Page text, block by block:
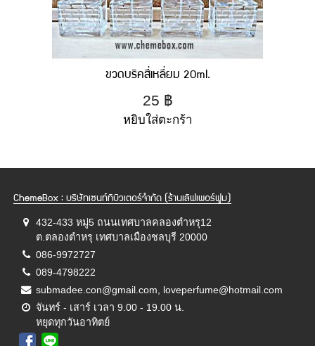
ขวดบริคสี่เหลี่ยม 20ml.
25 ฿
หยิบใส่ตะกร้า
ChemeBox : บริษัทเซนท์ทิบิวเตอร์จำกัด (ร้านเลิฟเพอร์ฟูม)
432-433 หมู่5 ถนนเทศบาลคลองตำหรุ12
ต.ตลองตำหรุ เทศบาลเมืองชลบุรี 20000
086-9972727
089-4798222
submadee.con@gmail.com, loveperfume@hotmail.com
จันทร์ - เสาร์ เวลา 9.00 - 19.00 น.
หยุดทุกวันอาทิตย์